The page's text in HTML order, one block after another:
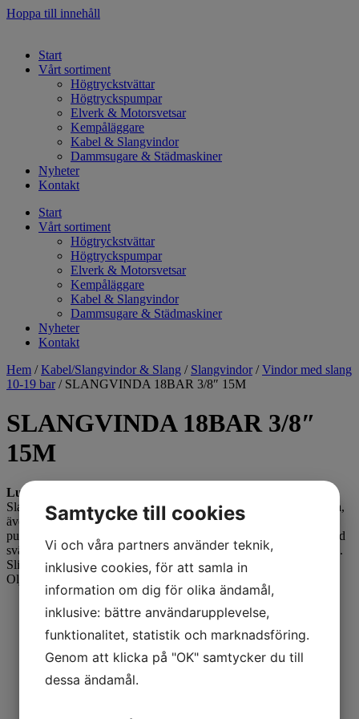
Hoppa till innehåll
Start
Vårt sortiment
Högtryckstvättar
Högtryckspumpar
Elverk & Motorsvetsar
Kempåläggare
Kabel & Slangvindor
Dammsugare & Städmaskiner
Nyheter
Kontakt
Start
Vårt sortiment
Högtryckstvättar
Högtryckspumpar
Elverk & Motorsvetsar
Kempåläggare
Kabel & Slangvindor
Dammsugare & Städmaskiner
Nyheter
Kontakt
Hem /Kabel/Slangvindor & Slang / Slangvindor /Vindor med slang
10-19 bar / SLANGVINDA 18BAR 3/8″ 15M
SLANGVINDA 18BAR 3/8″
15M
Luft - Vatten, 18 bar
Slangvinda försedd med ställbara utmatningsarmar. Lätt att placera,
även i trånga utrymmen. Kan även takmonteras. Vindan är
pulverlackerad och utrustad med returfjäder. Kan kompletteras med
svängbart väggfäste om slangen skall dras ut eller matas in i sidled.
Slitaget på vindan blir mindre och slangen rullas upp jämnare.
Oljebeständig gummislang.
Kontakta oss
Samtycke till cookies
Vi och våra partners använder teknik,
inklusive cookies, för att samla in
information om dig för olika ändamål,
inklusive: bättre användarupplevelse,
funktionalitet, statistik och marknadsföring.
Genom att klicka på "OK" samtycker du till
dessa ändamål.